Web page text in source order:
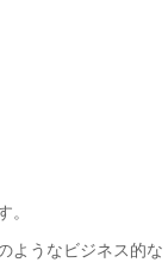
ようなビジネス的な